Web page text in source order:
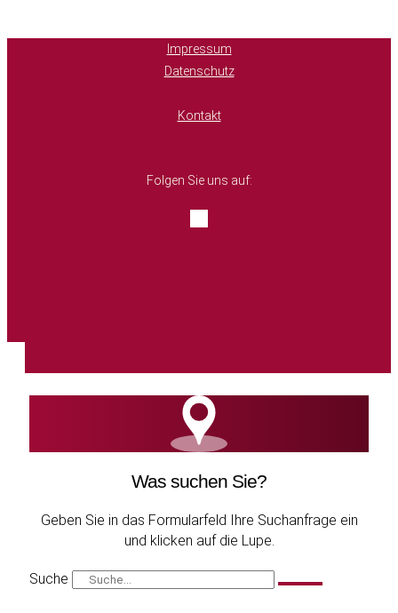
Impressum
Datenschutz
Kontakt
Folgen Sie uns auf:
Was suchen Sie?
Geben Sie in das Formularfeld Ihre Suchanfrage ein
und klicken auf die Lupe.
Suche Kontakt